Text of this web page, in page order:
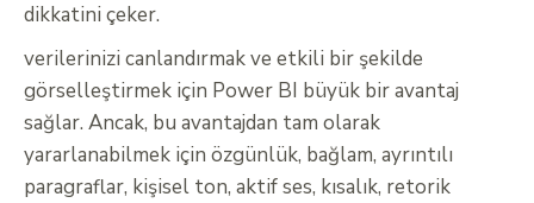
dikkatini çeker.
verilerinizi canlandırmak ve etkili bir şekilde
görselleştirmek için Power BI büyük bir avantaj
sağlar. Ancak, bu avantajdan tam olarak
yararlanabilmek için özgünlük, bağlam, ayrıntılı
paragraflar, kişisel ton, aktif ses, kısalık, retorik